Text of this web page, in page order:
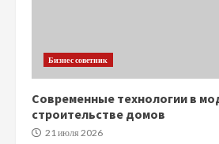
Бизнес советник
Современные технологии в
строительстве домов
21 июля 2026